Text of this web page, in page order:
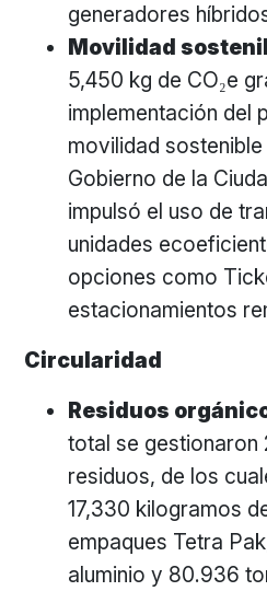
generadores
Movilidad
5,450 kg de CO₂e
implementación del
movilidad
Gobierno de la
impulsó el uso de
unidades
opciones como
estacionamientos
Circularidad
Residuos
total se gestionaron
residuos, de los
17,330 kilogramos
empaques Tetra
aluminio y 80.936